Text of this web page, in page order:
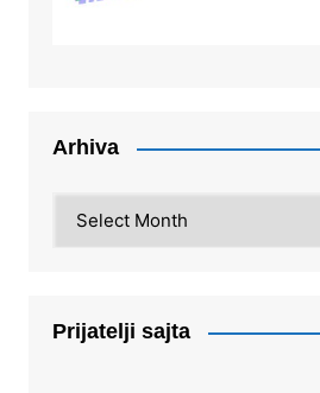
Arhiva
Prijatelji sajta